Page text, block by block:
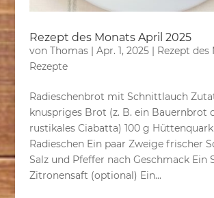
Rezept des Monats April 2025
von Thomas| Apr. 1, 2025| Rezept des
Rezepte
Radieschenbrot mit Schnittlauch
knuspriges Brot (z. B. ein Bauernbrot
rustikales Ciabatta) 100 g
Radieschen Ein paar Zweige frischer
Salz und Pfeffer nach Geschmack Ein
Zitronensaft (optional) Ein...